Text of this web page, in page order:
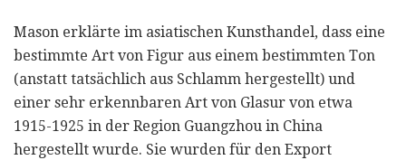
Mason erklärte im asiatischen Kunsthandel, dass eine
bestimmte Art von Figur aus einem bestimmten Ton
(anstatt tatsächlich aus Schlamm hergestellt) und
einer sehr erkennbaren Art von Glasur von etwa
1915-1925 in der Region Guangzhou in China
hergestellt wurde. Sie wurden für den Export